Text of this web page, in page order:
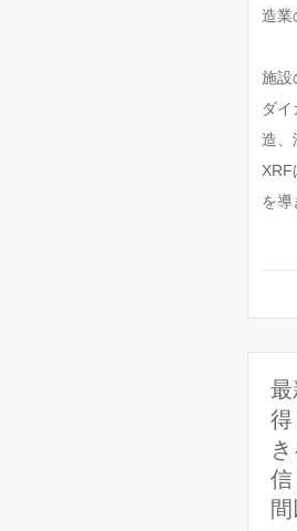
造業
施設
ダ
造、
XRF
を導
最
得
信
間